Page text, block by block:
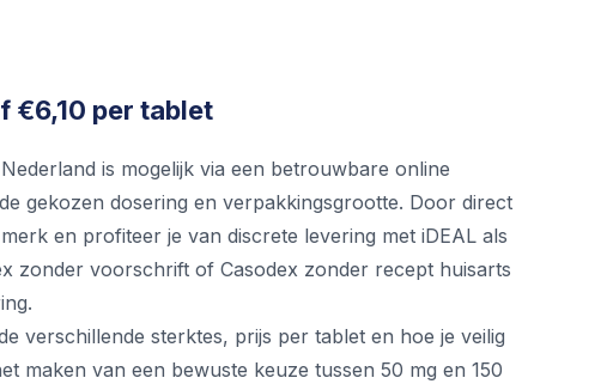
€6,10 per tablet
is mogelijk via een betrouwbare online
gekozen dosering en verpakkingsgrootte. Door direct
en profiteer je van discrete levering met iDEAL als
zonder voorschrift of Casodex zonder recept huisarts
verschillende sterktes, prijs per tablet en hoe je veilig
maken van een bewuste keuze tussen 50 mg en 150